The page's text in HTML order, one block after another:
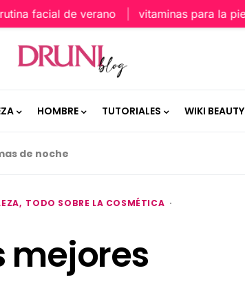
facial de verano vitaminas para la piel
HOMBRE TUTORIALES WIKI BEAUTY
de noche
TODO SOBRE LA COSMÉTICA
mejores